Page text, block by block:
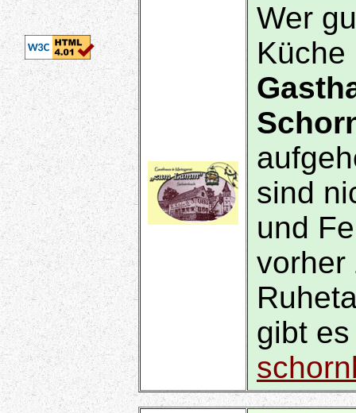
Wer
Küche
sind
und
vorher
gibt